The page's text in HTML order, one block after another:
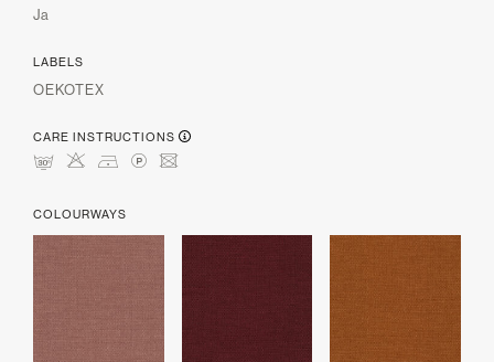
Ja
LABELS
OEKOTEX
CARE INSTRUCTIONS
mHDLU
COLOURWAYS